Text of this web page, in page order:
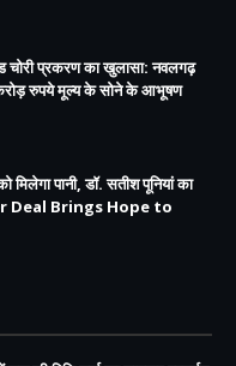
चोरी प्रकरण का खुलासा: नवलगढ़
रुपये मूल्य के सोने के आभूषण
मिलेगा पानी, डॉ. सतीश पूनियां का
Deal Brings Hope to